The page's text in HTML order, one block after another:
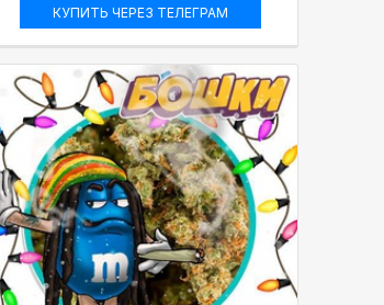
КУПИТЬ ЧЕРЕЗ ТЕЛЕГРАМ